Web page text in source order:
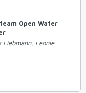
Open Water
Liebmann, Leonie